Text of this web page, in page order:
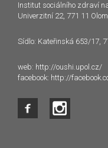
Institut sociálního zdraví
Univerzitní 22, 771 11
Sídlo: Kateřinská 653/17,
web: http://oushi.upol.cz/
facebook: http://